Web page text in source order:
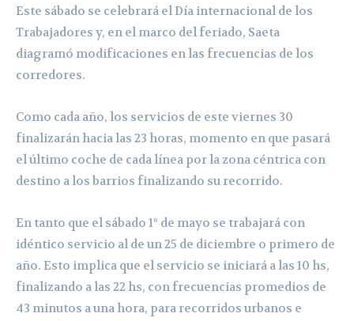
Este sábado se celebrará el Día internacional de los
Trabajadores y, en el marco del feriado, Saeta
diagramó modificaciones en las frecuencias de los
corredores.
Como cada año, los servicios de este viernes 30
finalizarán hacia las 23 horas, momento en que pasará
el último coche de cada línea por la zona céntrica con
destino a los barrios finalizando su recorrido.
En tanto que el sábado 1º de mayo se trabajará con
idéntico servicio al de un 25 de diciembre o primero de
año. Esto implica que el servicio se iniciará a las 10 hs,
finalizando a las 22 hs, con frecuencias promedios de
43 minutos a una hora, para recorridos urbanos e